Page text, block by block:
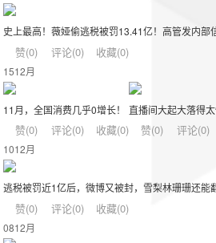
史上最高！薇娅偷逃税被罚13.41亿！高管发内
赞(0) 评论(0) 收藏(0)
1512月
11月，全国消费几乎0增长！
赞(0) 评论(0) 收藏(0)
直播间大起大落得
赞(0) 评论(0)
1012月
逃税被罚近1亿后，微博又被封，雪梨林珊珊还能
赞(0) 评论(0) 收藏(0)
0812月